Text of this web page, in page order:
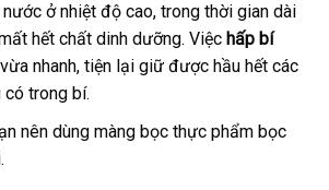
ở nhiệt độ cao, trong thời gian dài
hết chất dinh dưỡng. Việc hấp bí
nhanh, tiện lại giữ được hầu hết các
trong bí.
nên dùng màng bọc thực phẩm bọc